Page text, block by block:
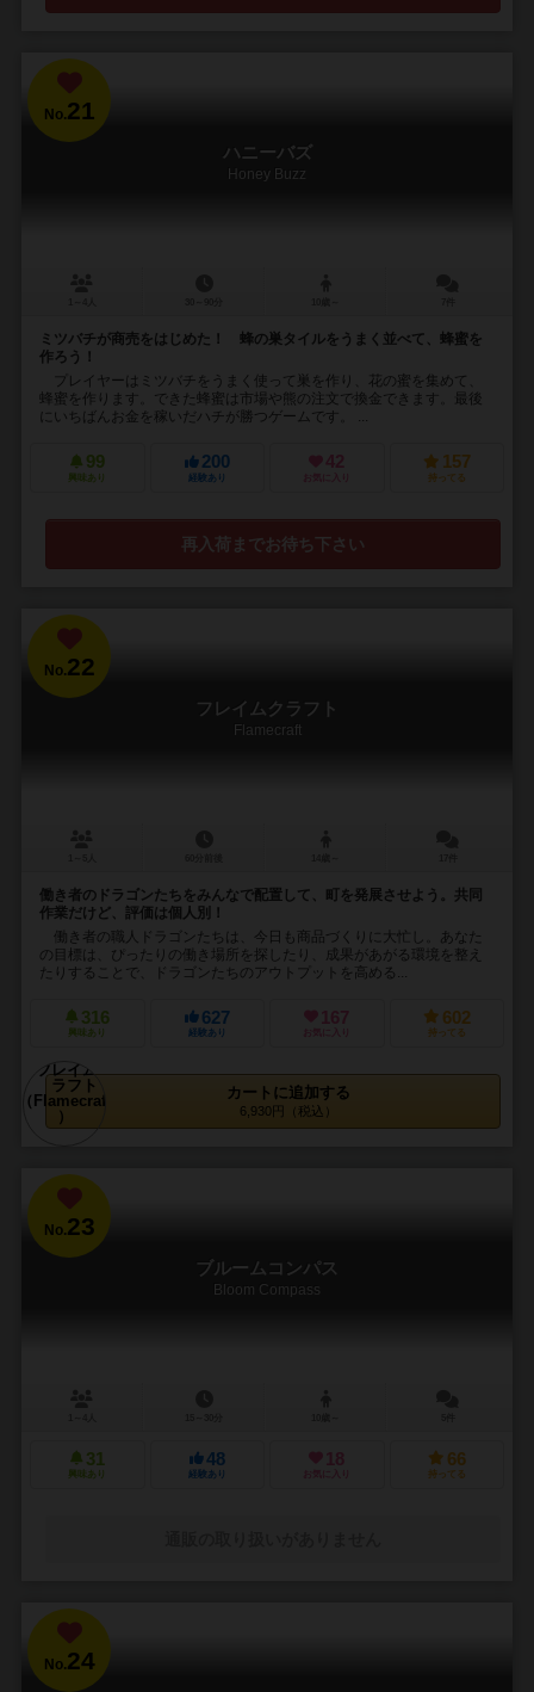
No.21
ハニーバズ
Honey Buzz
ミツバチが商売をはじめた！ 蜂の巣タイルをうまく並べて、蜂蜜を
作ろう！
プレイヤーはミツバチをうまく使って巣を作り、花の蜜を集めて、
蜂蜜を作ります。できた蜂蜜は市場や熊の注文で換金できます。最後
にいちばんお金を稼いだハチが勝つゲームです。 ...
99
興味あり
200
経験あり
42
お気に入り
157
持ってる
再入荷までお待ち下さい
No.22
フレイムクラフト
Flamecraft
働き者のドラゴンたちをみんなで配置して、町を発展させよう。共同
作業だけど、評価は個人別！
働き者の職人ドラゴンたちは、今日も商品づくりに大忙し。あなた
の目標は、ぴったりの働き場所を探したり、成果があがる環境を整え
たりすることで、ドラゴンたちのアウトプットを高める...
316
興味あり
627
経験あり
167
お気に入り
602
持ってる
カートに追加する
6,930円（税込）
No.23
ブルームコンパス
Bloom Compass
31
興味あり
48
経験あり
18
お気に入り
66
持ってる
No.24